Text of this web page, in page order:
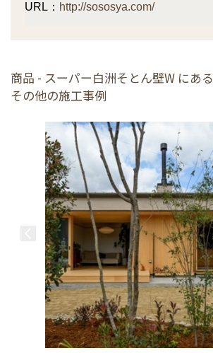
URL： http://sososya.com/
商品 - スーパー白洲そとん壁W にある
その他の施工事例